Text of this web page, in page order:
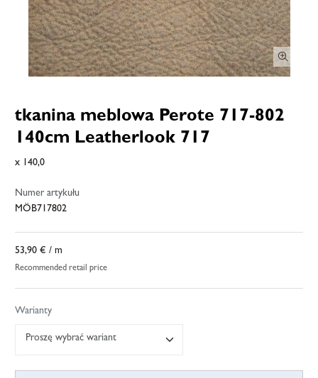
tkanina meblowa Perote 717-802
140cm Leatherlook 717
x 140,0
Numer artykułu
MÖB717802
53,90 € / m
Recommended retail price
Warianty
Proszę wybrać wariant